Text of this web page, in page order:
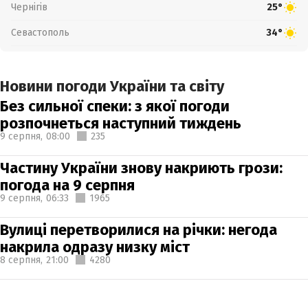
Чернігів 25°
Севастополь 34°
Новини погоди України та світу
Без сильної спеки: з якої погоди
розпочнеться наступний тиждень
9 серпня, 08:00 235
Частину України знову накриють грози:
погода на 9 серпня
9 серпня, 06:33 1965
Вулиці перетворилися на річки: негода
накрила одразу низку міст
8 серпня, 21:00 4280